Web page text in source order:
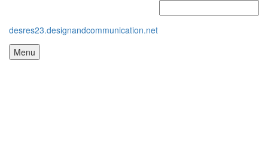
desres23.designandcommunication.net
Menu